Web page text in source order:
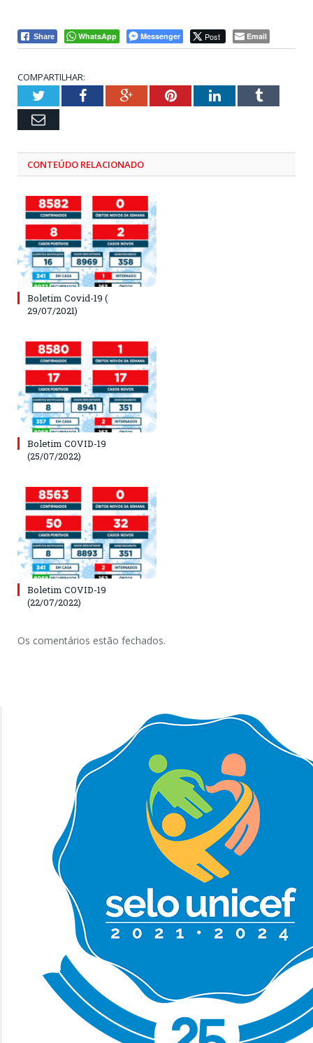
Share WhatsApp Messenger Post Email
COMPARTILHAR:
TwitterFacebookGoogle+PinterestLinkedInTumblr
Email
CONTEÚDO RELACIONADO
Boletim Covid-19 (
29/07/2021)
Boletim COVID-19
(25/07/2022)
Boletim COVID-19
(22/07/2022)
Os comentários estão fechados.